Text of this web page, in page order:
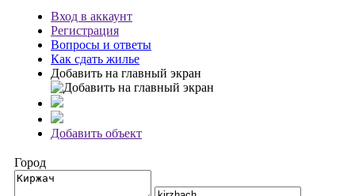
Вход в аккаунт
Регистрация
Вопросы и ответы
Как сдать жилье
Добавить на главный экран
Добавить объект
Город